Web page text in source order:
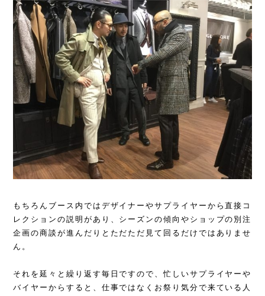
もちろんブース内ではデザイナーやサプライヤーから直接コ
レクションの説明があり、シーズンの傾向やショップの別注
企画の商談が進んだりとただただ見て回るだけではありませ
ん。
それを延々と繰り返す毎日ですので、忙しいサプライヤーや
バイヤーからすると、仕事ではなくお祭り気分で来ている人